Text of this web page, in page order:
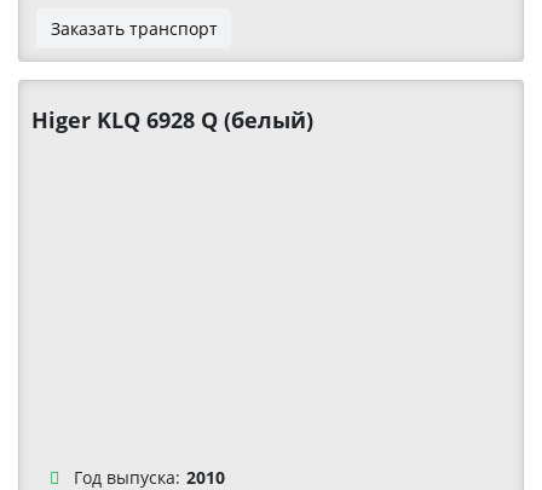
Заказать транспорт
Higer KLQ 6928 Q (белый)
Год выпуска: 2010